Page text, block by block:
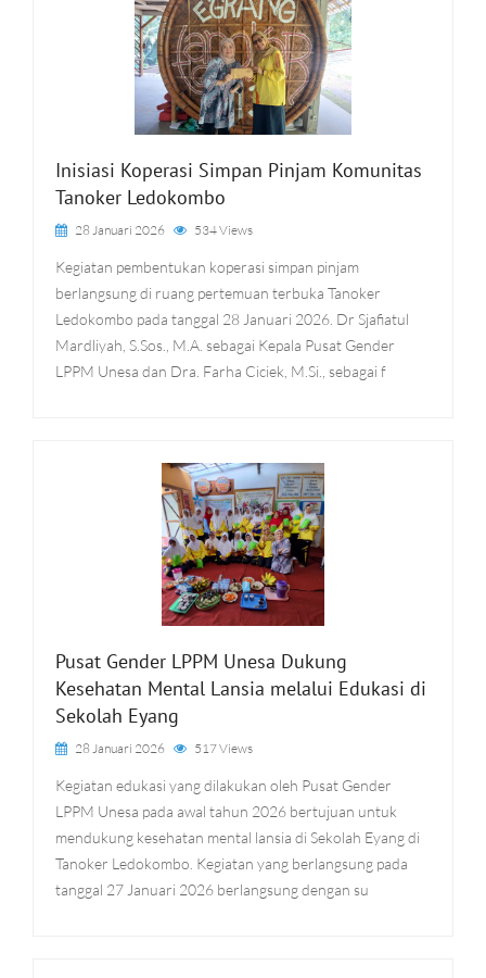
Inisiasi Koperasi Simpan Pinjam Komunitas
Tanoker Ledokombo
28 Januari 2026 534 Views
Kegiatan pembentukan koperasi simpan pinjam
berlangsung di ruang pertemuan terbuka Tanoker
Ledokombo pada tanggal 28 Januari 2026. Dr Sjafiatul
Mardliyah, S.Sos., M.A. sebagai Kepala Pusat Gender
LPPM Unesa dan Dra. Farha Ciciek, M.Si., sebagai f
Pusat Gender LPPM Unesa Dukung
Kesehatan Mental Lansia melalui Edukasi di
Sekolah Eyang
28 Januari 2026 517 Views
Kegiatan edukasi yang dilakukan oleh Pusat Gender
LPPM Unesa pada awal tahun 2026 bertujuan untuk
mendukung kesehatan mental lansia di Sekolah Eyang di
Tanoker Ledokombo. Kegiatan yang berlangsung pada
tanggal 27 Januari 2026 berlangsung dengan su